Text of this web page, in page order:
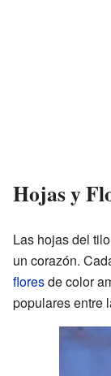
Hojas y
Las hojas del
un corazón.
floresde color
populares entre